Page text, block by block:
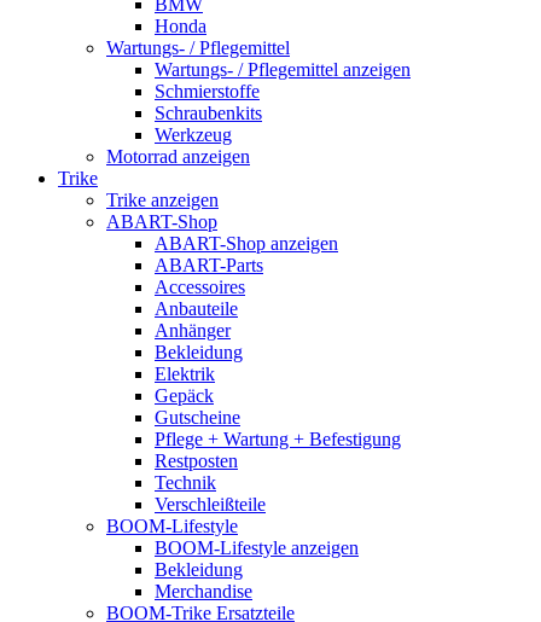
Honda
Wartungs- / Pflegemittel
Wartungs- / Pflegemittel anzeigen
Schmierstoffe
Schraubenkits
Werkzeug
Motorrad anzeigen
Trike
Trike anzeigen
ABART-Shop
ABART-Shop anzeigen
ABART-Parts
Accessoires
Anbauteile
Anhänger
Bekleidung
Elektrik
Gepäck
Gutscheine
Pflege + Wartung + Befestigung
Restposten
Technik
Verschleißteile
BOOM-Lifestyle
BOOM-Lifestyle anzeigen
Bekleidung
Merchandise
BOOM-Trike Ersatzteile